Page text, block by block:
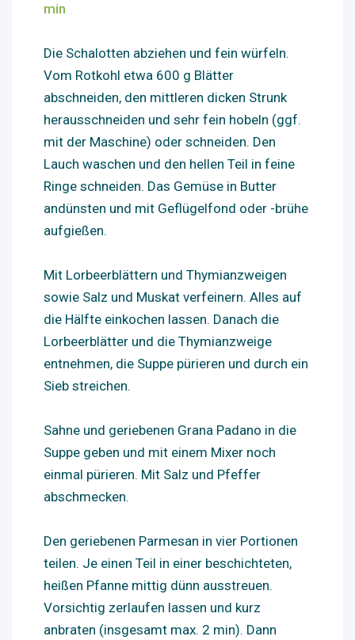
min
Die Schalotten abziehen und fein würfeln.
Vom Rotkohl etwa 600 g Blätter
abschneiden, den mittleren dicken Strunk
herausschneiden und sehr fein hobeln (ggf.
mit der Maschine) oder schneiden. Den
Lauch waschen und den hellen Teil in feine
Ringe schneiden. Das Gemüse in Butter
andünsten und mit Geflügelfond oder -brühe
aufgießen.
Mit Lorbeerblättern und Thymianzweigen
sowie Salz und Muskat verfeinern. Alles auf
die Hälfte einkochen lassen. Danach die
Lorbeerblätter und die Thymianzweige
entnehmen, die Suppe pürieren und durch ein
Sieb streichen.
Sahne und geriebenen Grana Padano in die
Suppe geben und mit einem Mixer noch
einmal pürieren. Mit Salz und Pfeffer
abschmecken.
Den geriebenen Parmesan in vier Portionen
teilen. Je einen Teil in einer beschichteten,
heißen Pfanne mittig dünn ausstreuen.
Vorsichtig zerlaufen lassen und kurz
anbraten (insgesamt max. 2 min). Dann